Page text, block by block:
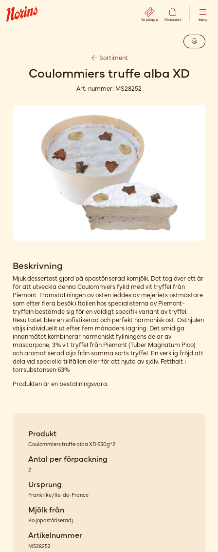
Ta kölapp Förbeställ Meny
Sortiment
Coulommiers truffe alba XD
Art. nummer: MS28252
Beskrivning
Mjuk dessertost gjord på opastöriserad komjölk. Det tog över ett år
för att utveckla denna Coulommiers fylld med vit tryffel från
Piemont. Framställningen av osten leddes av mejeriets ostmästare
som efter flera besök i Italien hos specialisterna av Piemont-
tryffeln bestämde sig för en väldigt specifik variant av tryffel.
Resultatet blev en sofistikerad och perfekt harmonisk ost. Osthjulen
väljs individuellt ut efter fem månaders lagring. Det smidiga
innanmätet kombinerar harmoniskt fyllningens delar av
mascarpone, 3% vit tryffel från Piemont (Tuber Magnatum Pico)
och aromatiserad olja från samma sorts tryffel. En verklig fröjd att
dela vid speciella tillfällen eller för att njuta av själv. Fetthalt i
torrsubstansen 63%
Produkten är en beställningsvara.
Produkt
Coulommiers truffe alba XD 650g*2
Antal per förpackning
2
Ursprung
Frankrike/Ile-de-France
Mjölk från
Ko(opastöriserad)
Artikelnummer
MS28252